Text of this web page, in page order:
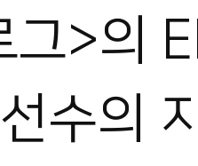
그>의
수의